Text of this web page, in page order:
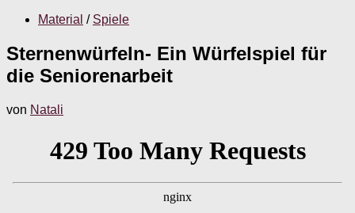
Material / Spiele
Sternenwürfeln- Ein Würfelspiel für
die Seniorenarbeit
von Natali